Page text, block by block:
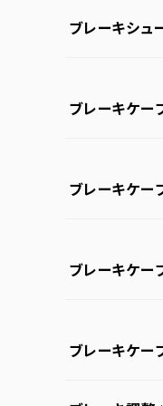
ブレーキシュ
ブレーキケー
ブレーキケー
ブレーキケー
ブレーキケー